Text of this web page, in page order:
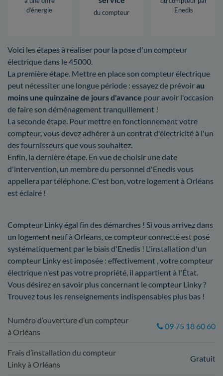
d’énergie
du compteur
Enedis
Voici les étapes à réaliser pour la pose d'un compteur
électrique dans le 45000.
La première étape. Mettre en place son compteur électrique
peut nécessiter une longue période : essayez de prévoirau
moins une quinzaine de jours d'avance pour avoir l'occasion
de faire son déménagement tranquillement !
La seconde étape. Pour mettre en fonctionnement votre
compteur, vous devez adhérer à un contrat d'électricité à l'un
des fournisseurs que vous souhaitez.
Enfin, la dernière étape. En vue de choisir une date
d'intervention, un membre du personnel d'Enedis vous
appellera par téléphone. C'est bon, votre logement à Orléans
est éclairé !
Compteur Linky égal fin des démarches ! Si vous arrivez dans
un logement neuf à Orléans, ce compteur connecté est posé
systématiquement par le biais d'Enedis ! L'installation d'un
compteur Linky est imposée : effectivement , votre compteur
électrique n'est pas votre propriété, il appartient à l'État.
Vous désirez en savoir plus concernant le compteur Linky ?
Trouvez tous les renseignements indispensables plus bas !
Numéro d’ouverture d’un compteur
à Orléans
09 75 18 60 60
Frais d’installation du compteur
Linky à Orléans
Gratuit